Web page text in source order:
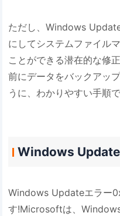
ただし、Windows
にしてシステムファイル
ことができる潜在的な修
前にデータをバックアッ
うに、わかりやすい手順
Windows
Windows Updateエラー
す!Microsoftは、